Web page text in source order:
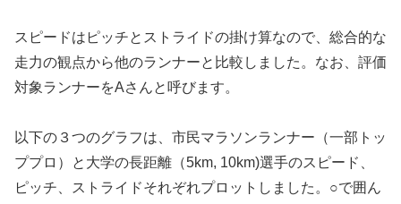
スピードはピッチとストライドの掛け算なので、総合的な
走力の観点から他のランナーと比較しました。なお、評価
対象ランナーをAさんと呼びます。
以下の３つのグラフは、市民マラソンランナー（一部トッ
ププロ）と大学の長距離（5km, 10km)選手のスピード、
ピッチ、ストライドそれぞれプロットしました。○で囲ん